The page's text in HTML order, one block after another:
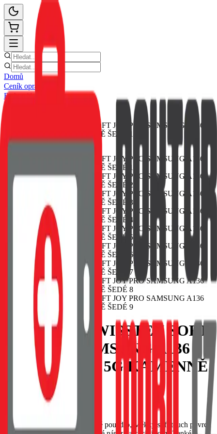
Domů
Ceník oprav
E-shop
Novinky
POUZDRO SWISSTEN SOFT
JOY PRO SAMSUNG A136
GALAXY A13 5G KAMENNĚ
ŠEDÉ
SWISSTEN Soft Joy silikonové pouzdro, Měkký soft-touch povrch